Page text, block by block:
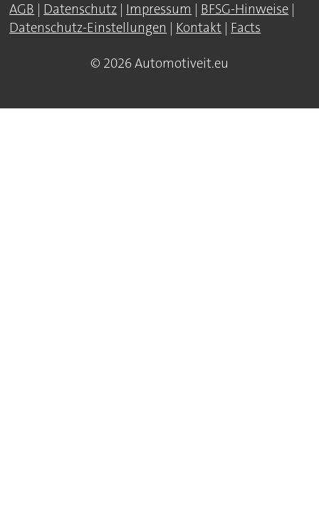
AGB Datenschutz Impressum BFSG-Hinweise
Datenschutz-Einstellungen
Kontakt Facts
© 2026 Automotiveit.eu